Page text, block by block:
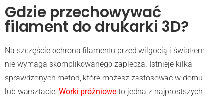
Gdzie przechowywać
filament do drukarki 3D?
Na szczęście ochrona filamentu przed wilgocią i światłem
nie wymaga skomplikowanego zaplecza. Istnieje kilka
sprawdzonych metod, które możesz zastosować w domu
lub warsztacie. Worki próżniowe to jedna z najprostszych